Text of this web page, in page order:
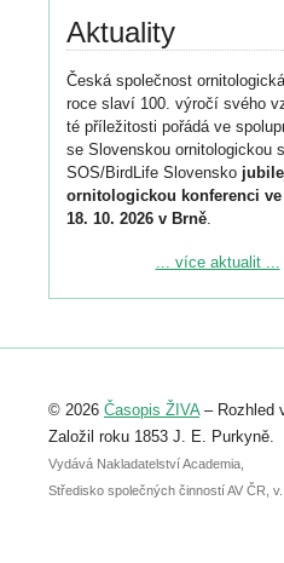
Aktuality
Česká společnost
roce slaví 100. výročí svého
té příležitosti pořádá ve
se Slovenskou ornitologickou
SOS/BirdLife Slovensko
ornitologickou konferenci ve
18. 10. 2026 v Brně.
Podrobnější informace ke
Registrovat se můžete do 6.
abstraktu přihlášené
posteru je už 30. června.
... více aktualit ...
© 2026 Časopis ŽIVA– Rozhled
Založil roku 1853 J. E. Purkyně.
Vydává Nakladatelství Academia,
Středisko společných činností AV ČR,